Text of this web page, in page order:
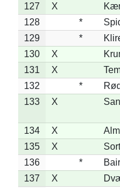
127
X
128
*
129
*
130
X
131
X
132
*
133
X
134 X
135
X
136
*
137
X